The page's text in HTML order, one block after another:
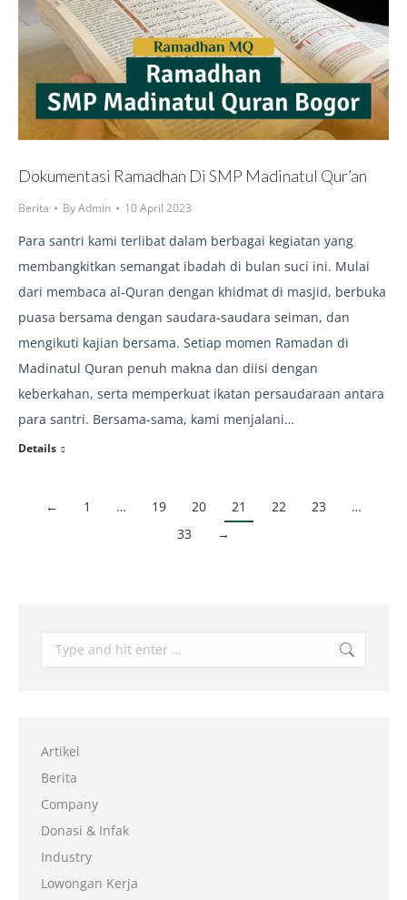
Dokumentasi Ramadhan Di SMP Madinatul Qur’an
Berita ByAdmin 10 April 2023
Para santri kami terlibat dalam berbagai kegiatan yang
membangkitkan semangat ibadah di bulan suci ini. Mulai
dari membaca al-Quran dengan khidmat di masjid, berbuka
puasa bersama dengan saudara-saudara seiman, dan
mengikuti kajian bersama. Setiap momen Ramadan di
Madinatul Quran penuh makna dan diisi dengan
keberkahan, serta memperkuat ikatan persaudaraan antara
para santri. Bersama-sama, kami menjalani…
Details
← 1 … 19 20 21 22 23
…
33
→
Artikel
Berita
Company
Donasi & Infak
Industry
Lowongan Kerja